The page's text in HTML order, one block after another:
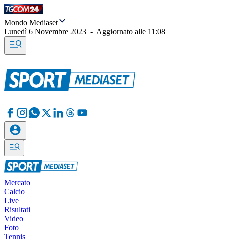
Mondo Mediaset
Lunedì 6 Novembre 2023 - Aggiornato alle 11:08
Mercato
Calcio
Live
Risultati
Video
Foto
Tennis